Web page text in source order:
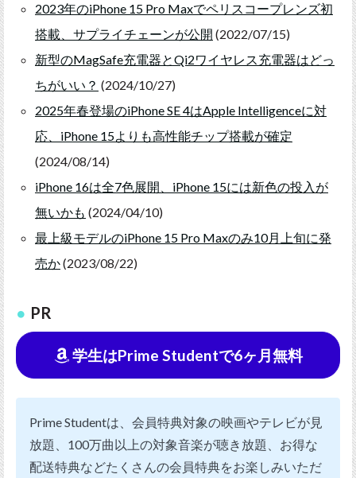
2023年のiPhone 15 Pro Maxでペリスコープレンズ初
搭載、サプライチェーンが公開 (2022/07/15)
新型のMagSafe充電器とQi2ワイヤレス充電器はどっ
ちがいい？ (2024/10/27)
2025年春登場のiPhone SE 4はApple Intelligenceに対
応、iPhone 15よりも高性能チップ搭載が確定
(2024/08/14)
iPhone 16は全7色展開、iPhone 15には新色の投入が
無いかも (2024/04/10)
最上級モデルのiPhone 15 Pro Maxのみ10月上旬に発
売か(2023/08/22)
PR
学生はPrime Studentで6ヶ月無料
Prime Studentは、会員特典対象の映画やテレビが見
放題、100万曲以上の対象音楽が聴き放題、お得な
配送特典などたくさんの会員特典をお楽しみいただ